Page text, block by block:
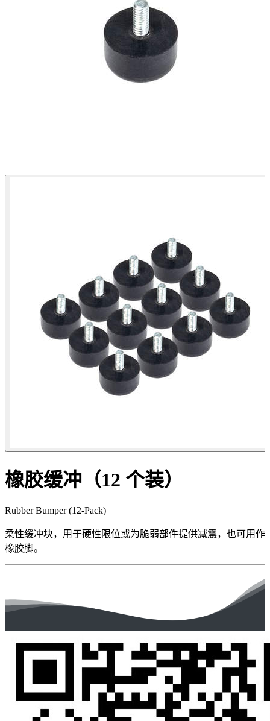
橡胶缓冲（12 个装）
Rubber Bumper (12-Pack)
柔性缓冲块，用于硬性限位或为脆弱部件提供减震，也可用作
橡胶脚。